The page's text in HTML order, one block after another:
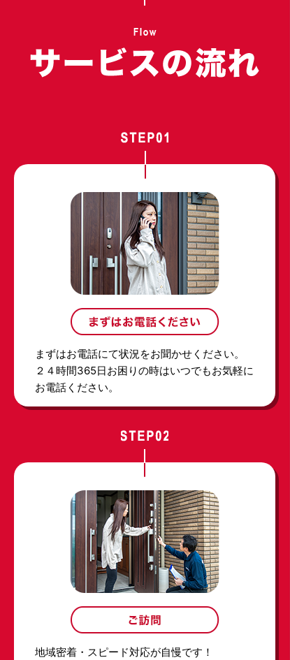
まずはお電話にて状況をお聞かせください。
２４時間365日お困りの時はいつでもお気軽に
お電話ください。
地域密着・スピード対応が自慢です！